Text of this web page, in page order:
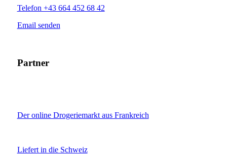
Telefon +43 664 452 68 42
Email senden
Partner
Der online Drogeriemarkt aus Frankreich
Liefert in die Schweiz